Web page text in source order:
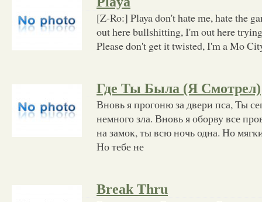
[Z-Ro:] Playa don't hate me, hate the
out here bullshitting, I'm out here
Please don't get it twisted, I'm a Mo
Где Ты Была (Я Смотрел)
Вновь я прогоню за двери пса, Ты
немного зла. Вновь я оборву все
на замок, ты всю ночь одна. Но
Но тебе не
Break Thru